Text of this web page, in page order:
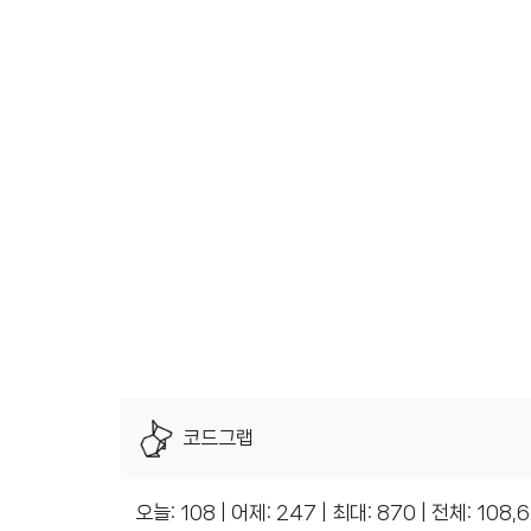
코드그랩
오늘: 108 | 어제: 247 | 최대: 870 | 전체: